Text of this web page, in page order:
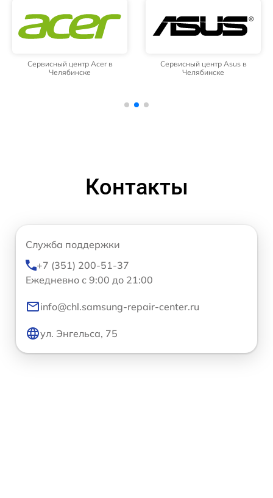
Сервисный центр Acer в
Челябинске
Сервисный центр Asus в
Челябинске
Контакты
Служба поддержки
+7 (351) 200-51-37
Ежедневно с 9:00 до 21:00
info@chl.samsung-repair-center.ru
ул. Энгельса, 75